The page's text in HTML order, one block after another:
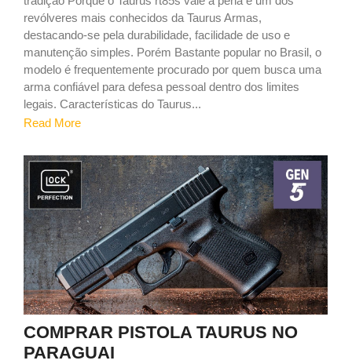
revólveres mais conhecidos da Taurus Armas,
destacando-se pela durabilidade, facilidade de uso e
manutenção simples. Porém Bastante popular no Brasil, o
modelo é frequentemente procurado por quem busca uma
arma confiável para defesa pessoal dentro dos limites
legais. Características do Taurus...
Read More
9
COMPRAR PISTOLA TAURUS NO
PARAGUAI